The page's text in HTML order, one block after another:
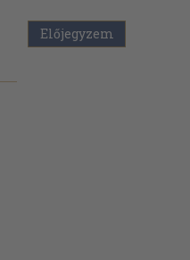
Előjegyzem